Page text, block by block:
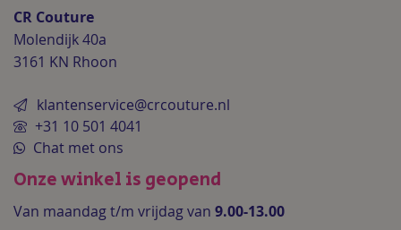
CR Couture
Molendijk 40a
3161 KN Rhoon
klantenservice@crcouture.nl
+31 10 501 4041
Chat met ons
Onze winkel is geopend
Van maandag t/m vrijdag van 9.00-13.00